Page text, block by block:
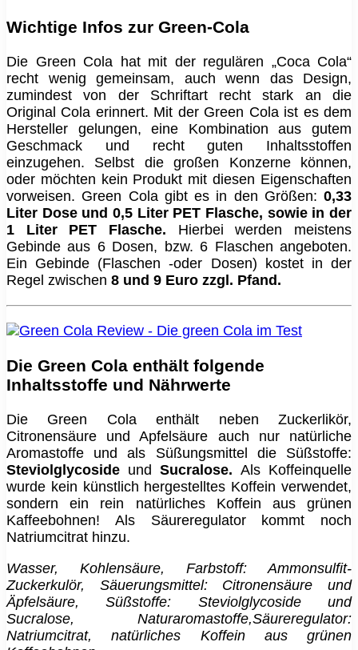
Wichtige Infos zur Green-Cola
Die Green Cola hat mit der regulären „Coca Cola“
recht wenig gemeinsam, auch wenn das Design,
zumindest von der Schriftart recht stark an die
Original Cola erinnert. Mit der Green Cola ist es dem
Hersteller gelungen, eine Kombination aus gutem
Geschmack und recht guten Inhaltsstoffen
einzugehen. Selbst die großen Konzerne können,
oder möchten kein Produkt mit diesen Eigenschaften
vorweisen. Green Cola gibt es in den Größen: 0,33
Liter Dose und 0,5 Liter PET Flasche, sowie in der
1 Liter PET Flasche. Hierbei werden meistens
Gebinde aus 6 Dosen, bzw. 6 Flaschen angeboten.
Ein Gebinde (Flaschen -oder Dosen) kostet in der
Regel zwischen 8 und 9 Euro zzgl. Pfand.
Die Green Cola enthält folgende
Inhaltsstoffe und Nährwerte
Die Green Cola enthält neben Zuckerlikör,
Citronensäure und Apfelsäure auch nur natürliche
Aromastoffe und als Süßungsmittel die Süßstoffe:
Steviolglycoside und Sucralose. Als Koffeinquelle
wurde kein künstlich hergestelltes Koffein verwendet,
sondern ein rein natürliches Koffein aus grünen
Kaffeebohnen! Als Säureregulator kommt noch
Natriumcitrat hinzu.
Wasser, Kohlensäure, Farbstoff: Ammonsulfit-
Zuckerkulör, Säuerungsmittel: Citronensäure und
Äpfelsäure, Süßstoffe: Steviolglycoside und
Sucralose, Naturaromastoffe,Säureregulator:
Natriumcitrat, natürliches Koffein aus grünen